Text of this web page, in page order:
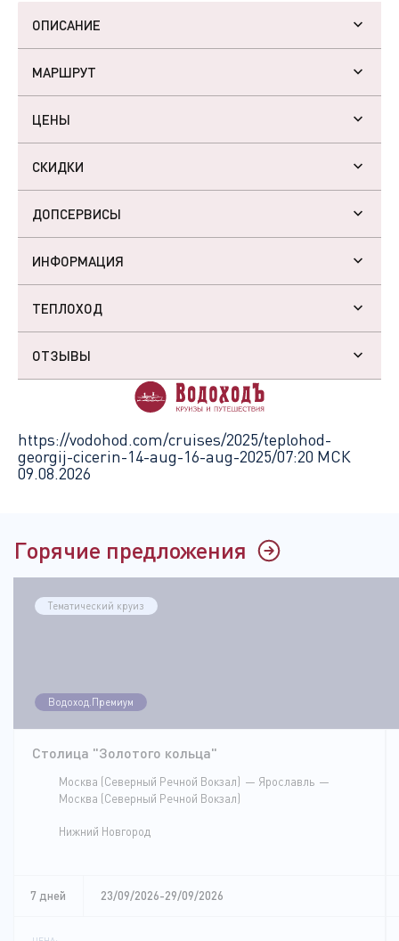
ОПИСАНИЕ
МАРШРУТ
ЦЕНЫ
СКИДКИ
ДОПСЕРВИСЫ
ИНФОРМАЦИЯ
ТЕПЛОХОД
ОТЗЫВЫ
https://vodohod.com/cruises/2025/teplohod-
georgij-cicerin-14-aug-16-aug-2025/07:20 МСК
09.08.2026
Горячие предложения
Тематический круиз
Водоход.Премиум
Столица "Золотого кольца"
Москва (Северный Речной Вокзал)
Ярославль
Москва (Северный Речной Вокзал)
Нижний Новгород
7 дней 23/09/2026-29/09/2026